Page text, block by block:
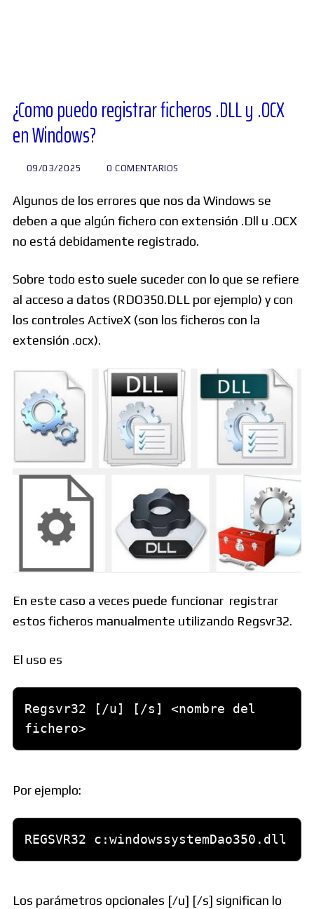
Buscar:
¿Como puedo registrar ficheros .DLL y .OCX
en Windows?
09/03/2025 0 COMENTARIOS
Algunos de los errores que nos da Windows se
deben a que algún fichero con extensión .Dll u .OCX
no está debidamente registrado.
Sobre todo esto suele suceder con lo que se refiere
al acceso a datos (RDO350.DLL por ejemplo) y con
los controles ActiveX (son los ficheros con la
extensión .ocx).
En este caso a veces puede funcionar registrar
estos ficheros manualmente utilizando Regsvr32.
El uso es
Regsvr32 [/u] [/s] <nombre del
fichero>
Por ejemplo:
REGSVR32 c:windowssystemDao350.dll
Los parámetros opcionales [/u] [/s] significan lo